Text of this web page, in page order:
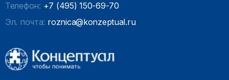
Телефон: +7 (495) 150-69-70
Эл. почта: roznica@konzeptual.ru